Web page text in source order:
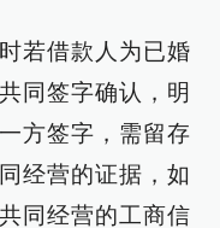
若借款人为已婚
同签字确认，明
方签字，需留存
经营的证据，如
同经营的工商信